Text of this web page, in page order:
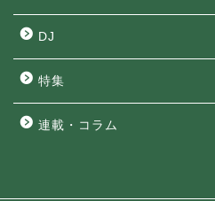
DJ
特集
連載・コラム